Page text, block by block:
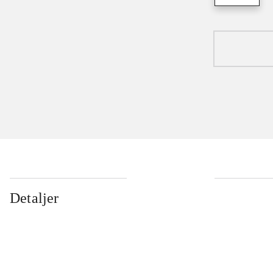
Detaljer